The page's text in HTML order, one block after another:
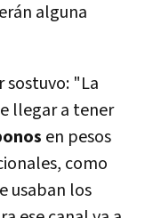
alguna
sostuvo: "La
llegar a tener
en pesos
como
usaban los